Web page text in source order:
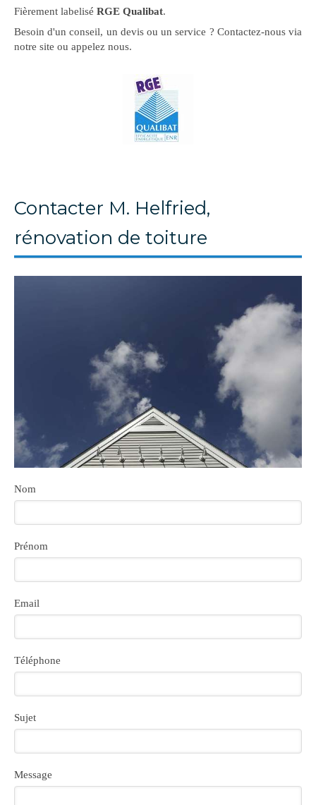
Fièrement labelisé RGE Qualibat.
Besoin d'un conseil, un devis ou un service ? Contactez-nous via
notre site ou appelez nous.
Contacter M. Helfried,
rénovation de toiture
Nom
Prénom
Email
Téléphone
Sujet
Message